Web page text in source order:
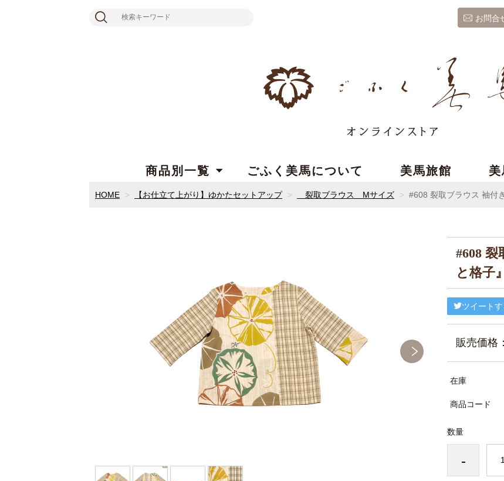
お問合
商品別一覧 ごふく美馬について 美馬旅館
HOME 【お仕立て上がり】ゆかたセットアップ 裂取ブラウス Mサイズ #608 裂取ブラウス 袖付
#608
と格子
ツイートす
販売価格：
在庫
商品コード
数量
-